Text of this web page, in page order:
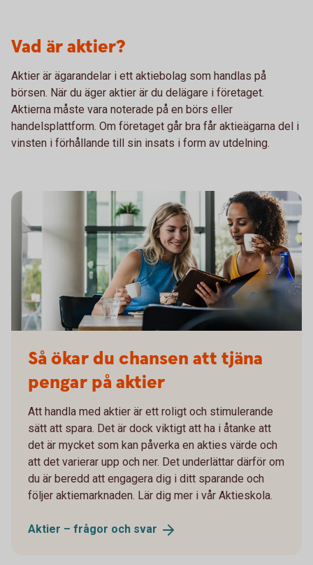
Vad är aktier?
Aktier är ägarandelar i ett aktiebolag som handlas på
börsen. När du äger aktier är du delägare i företaget.
Aktierna måste vara noterade på en börs eller
handelsplattform. Om företaget går bra får aktieägarna del i
vinsten i förhållande till sin insats i form av utdelning.
Så ökar du chansen att tjäna
pengar på aktier
Att handla med aktier är ett roligt och stimulerande
sätt att spara. Det är dock viktigt att ha i åtanke att
det är mycket som kan påverka en akties värde och
att det varierar upp och ner. Det underlättar därför om
du är beredd att engagera dig i ditt sparande och
följer aktiemarknaden. Lär dig mer i vår Aktieskola.
Aktier – frågor och svar